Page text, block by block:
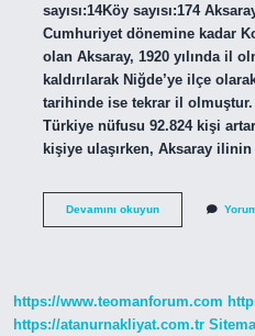
sayısı:14Köy sayısı:174
Cumhuriyet dönemine kadar
olan Aksaray, 1920 yılında il
kaldırılarak Niğde’ye ilçe
tarihinde ise tekrar il olmuştur.
Türkiye nüfusu 92.824 kişi
kişiye ulaşırken, Aksaray
Devamını okuyunAksarayın
https://www.teomanforum.com
https://atanurnakliyat.com.tr